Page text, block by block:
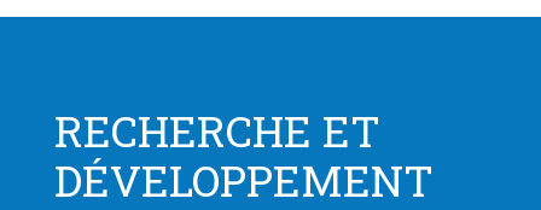
RECHERCHE ET
DÉVELOPPEMENT